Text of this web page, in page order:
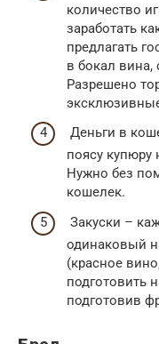
количество
заработать
предлагать
в бокал вина,
Разрешено
Деньги в
поясу купюру
Нужно без
кошелек.
Закуски –
одинаковый
(красное
подготовить
подготовив